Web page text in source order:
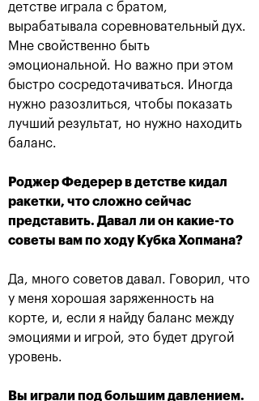
Сюко Аояма и Ина
Шибахара: «Нужно
было играть в наш
лучший теннис весь
20 октября, 16:45
Россияне Рублёв и
Павлюченкова
финалах «ВТБ Кубок
Кремля 2019»
20 октября, 10:00
«Нас притягивает друг
к другу, как магнитом»
19 октября, 23:30
Андрей Рублев: «После
сразу написал Карену
Хачанову!»
19 октября, 23:00
детстве играла с братом,
вырабатывала соревновательный дух.
Мне свойственно быть
эмоциональной. Но важно при этом
быстро сосредотачиваться. Иногда
нужно разозлиться, чтобы показать
лучший результат, но нужно находить
баланс.
Роджер Федерер в детстве кидал
ракетки, что сложно сейчас
представить. Давал ли он какие-то
советы вам по ходу Кубка Хопмана?
Да, много советов давал. Говорил, что
у меня хорошая заряженность на
корте, и, если я найду баланс между
эмоциями и игрой, это будет другой
уровень.
Вы играли под большим давлением.